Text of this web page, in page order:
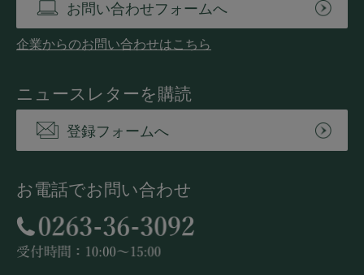
お問い合わせフォームへ
企業からのお問い合わせはこちら
ニュースレターを購読
登録フォームへ
お電話でお問い合わせ